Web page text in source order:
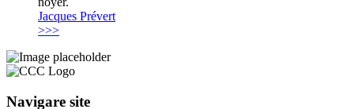
Jacques Prévert
>>>
Navigare site